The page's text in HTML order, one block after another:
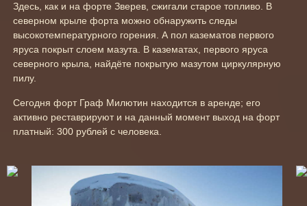
Здесь, как и на форте Зверев, сжигали старое топливо. В
северном крыле форта можно обнаружить следы
высокотемпературного горения. А пол казематов первого
яруса покрыт слоем мазута. В казематах, первого яруса
северного крыла, найдёте покрытую мазутом циркулярную
пилу.
Сегодня форт Граф Милютин находится в аренде; его
активно реставрируют и на данный момент выход на форт
платный: 300 рублей с человека.